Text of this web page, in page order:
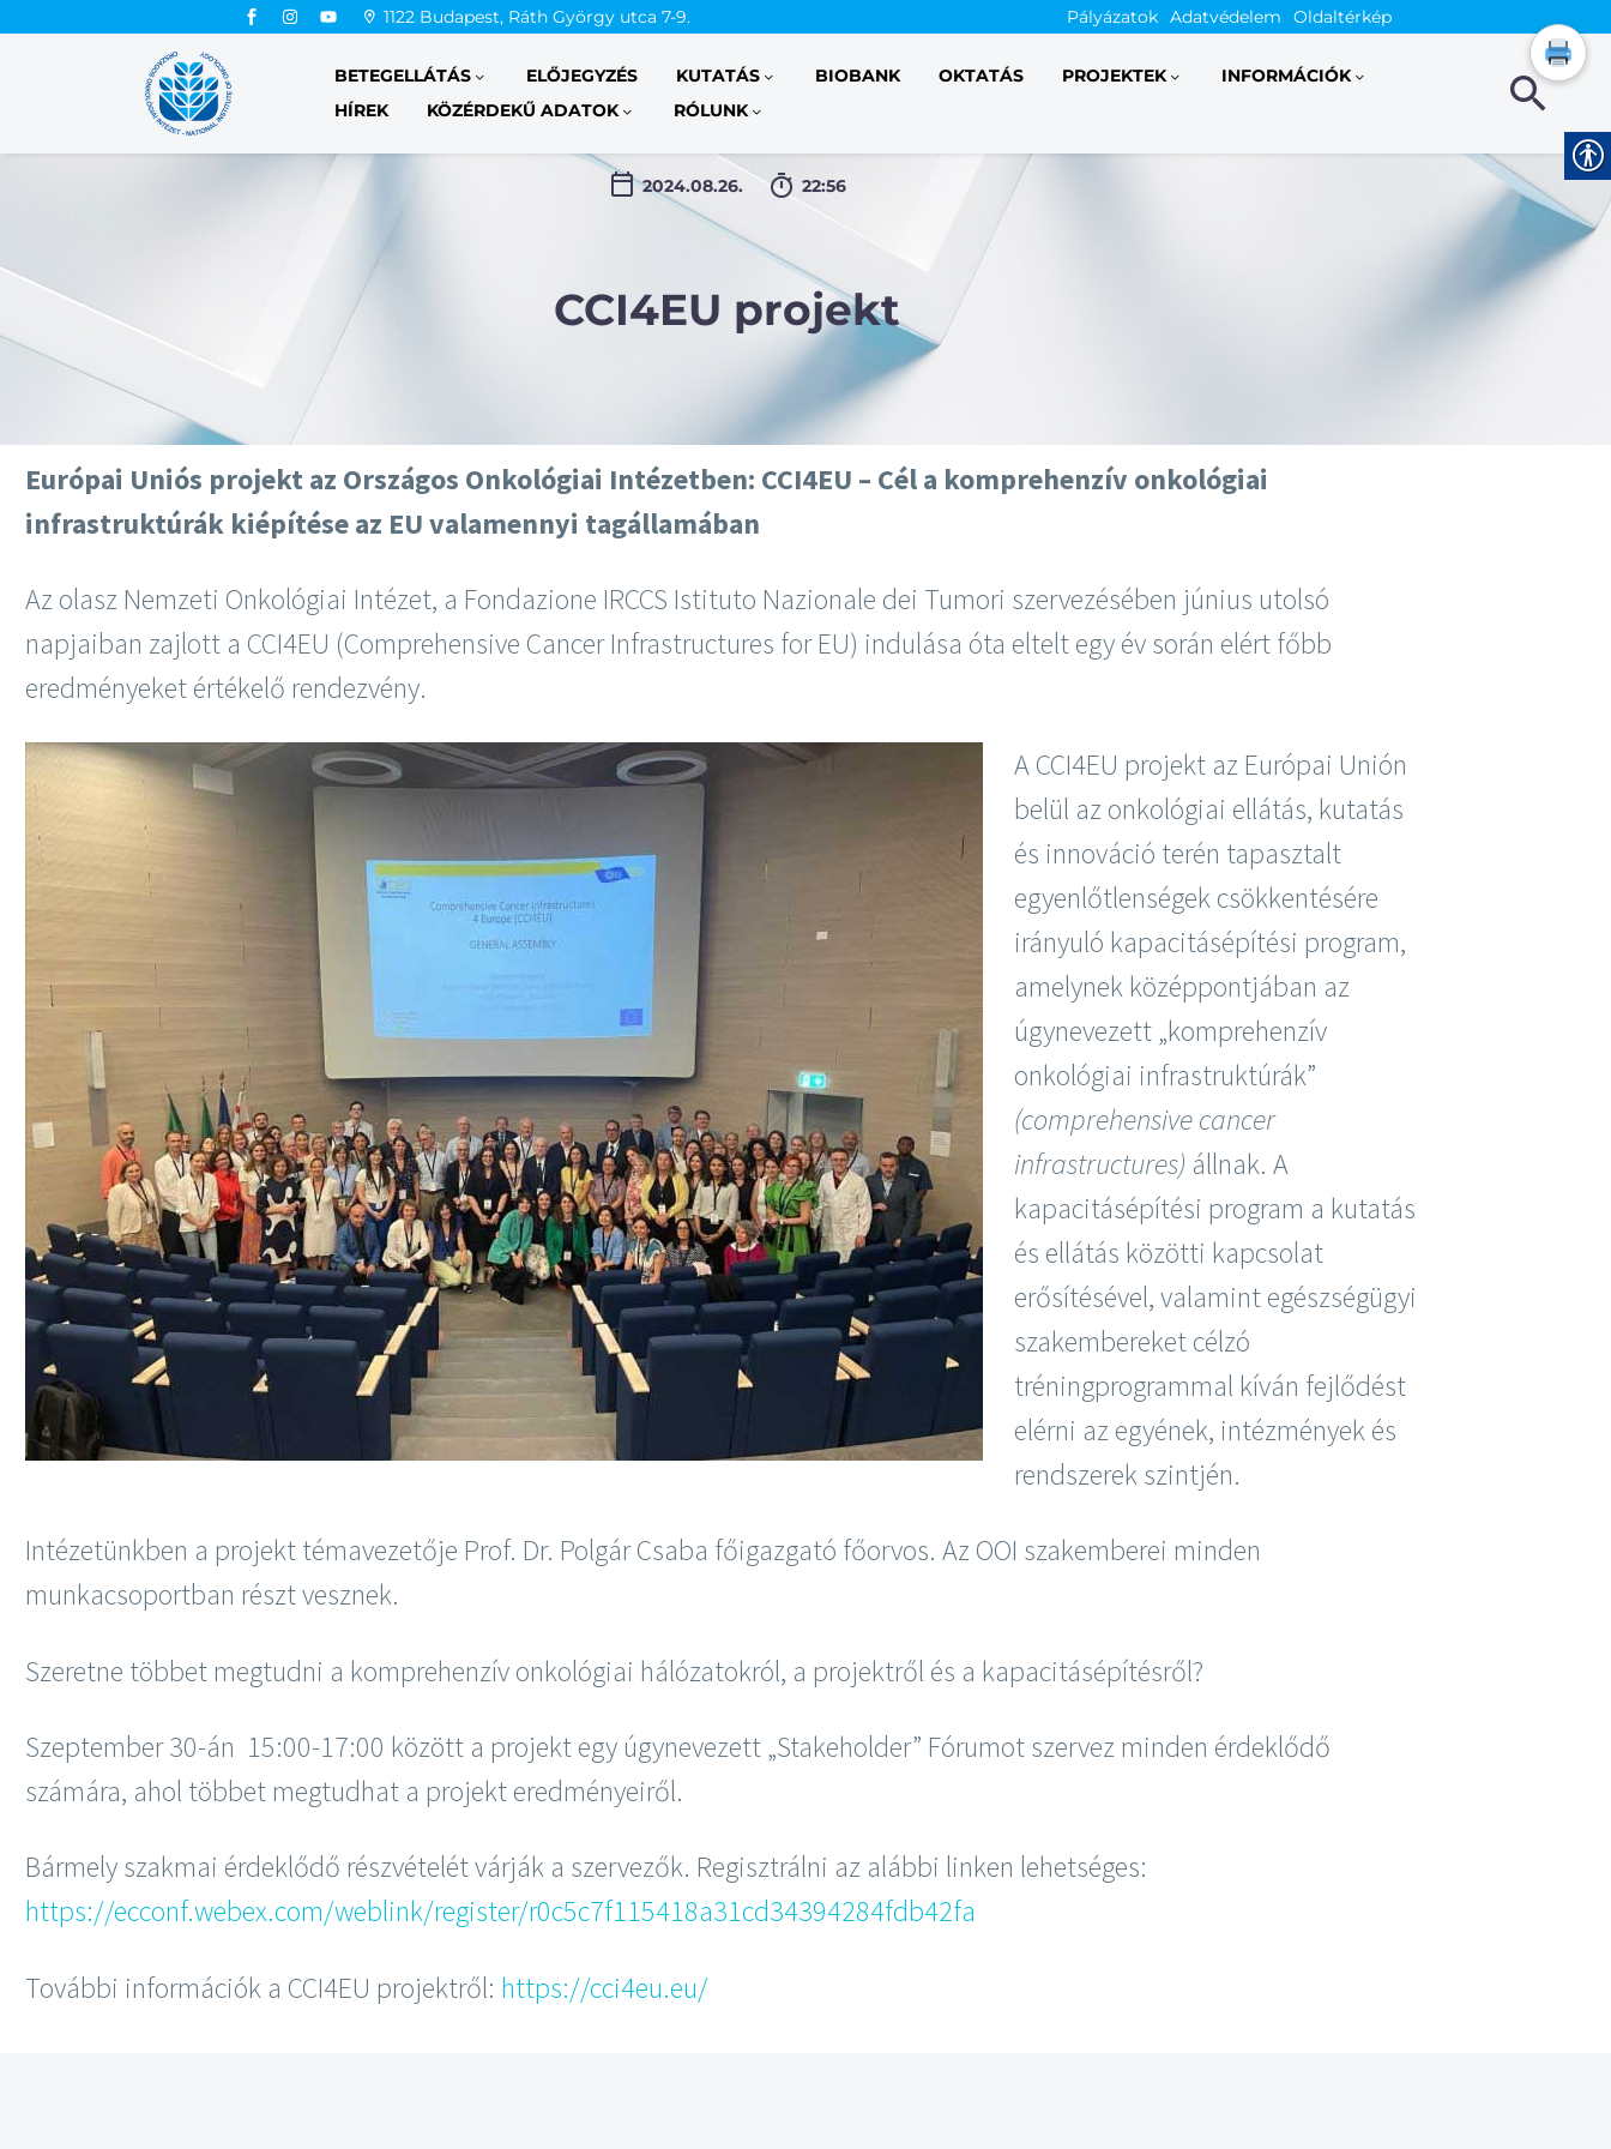
1122 Budapest, Ráth György utca 7-9. Pályázatok Adatvédelem Oldaltérkép
BETEGELLÁTÁS ELŐJEGYZÉS KUTATÁS BIOBANK OKTATÁS PROJEKTEK
INFORMÁCIÓK
HÍREK
KÖZÉRDEKŰ ADATOK RÓLUNK
2024.08.26. 22:56
CCI4EU projekt
Európai Uniós projekt az Országos Onkológiai Intézetben: CCI4EU – Cél a komprehenzív onkológiai
infrastruktúrák kiépítése az EU valamennyi tagállamában
Az olasz Nemzeti Onkológiai Intézet, a Fondazione IRCCS Istituto Nazionale dei Tumori szervezésében június utolsó
napjaiban zajlott a CCI4EU (Comprehensive Cancer Infrastructures for EU) indulása óta eltelt egy év során elért főbb
eredményeket értékelő rendezvény.
A CCI4EU projekt az Európai Unión
belül az onkológiai ellátás, kutatás
és innováció terén tapasztalt
egyenlőtlenségek csökkentésére
irányuló kapacitásépítési program,
amelynek középpontjában az
úgynevezett „komprehenzív
onkológiai infrastruktúrák”
(comprehensive cancer
infrastructures) állnak. A
kapacitásépítési program a kutatás
és ellátás közötti kapcsolat
erősítésével, valamint egészségügyi
szakembereket célzó
tréningprogrammal kíván fejlődést
elérni az egyének, intézmények és
rendszerek szintjén.
Intézetünkben a projekt témavezetője Prof. Dr. Polgár Csaba főigazgató főorvos. Az OOI szakemberei minden
munkacsoportban részt vesznek.
Szeretne többet megtudni a komprehenzív onkológiai hálózatokról, a projektről és a kapacitásépítésről?
Szeptember 30-án 15:00-17:00 között a projekt egy úgynevezett „Stakeholder” Fórumot szervez minden érdeklődő
számára, ahol többet megtudhat a projekt eredményeiről.
Bármely szakmai érdeklődő részvételét várják a szervezők. Regisztrálni az alábbi linken lehetséges:
https://ecconf.webex.com/weblink/register/r0c5c7f115418a31cd34394284fdb42fa
További információk a CCI4EU projektről: https://cci4eu.eu/